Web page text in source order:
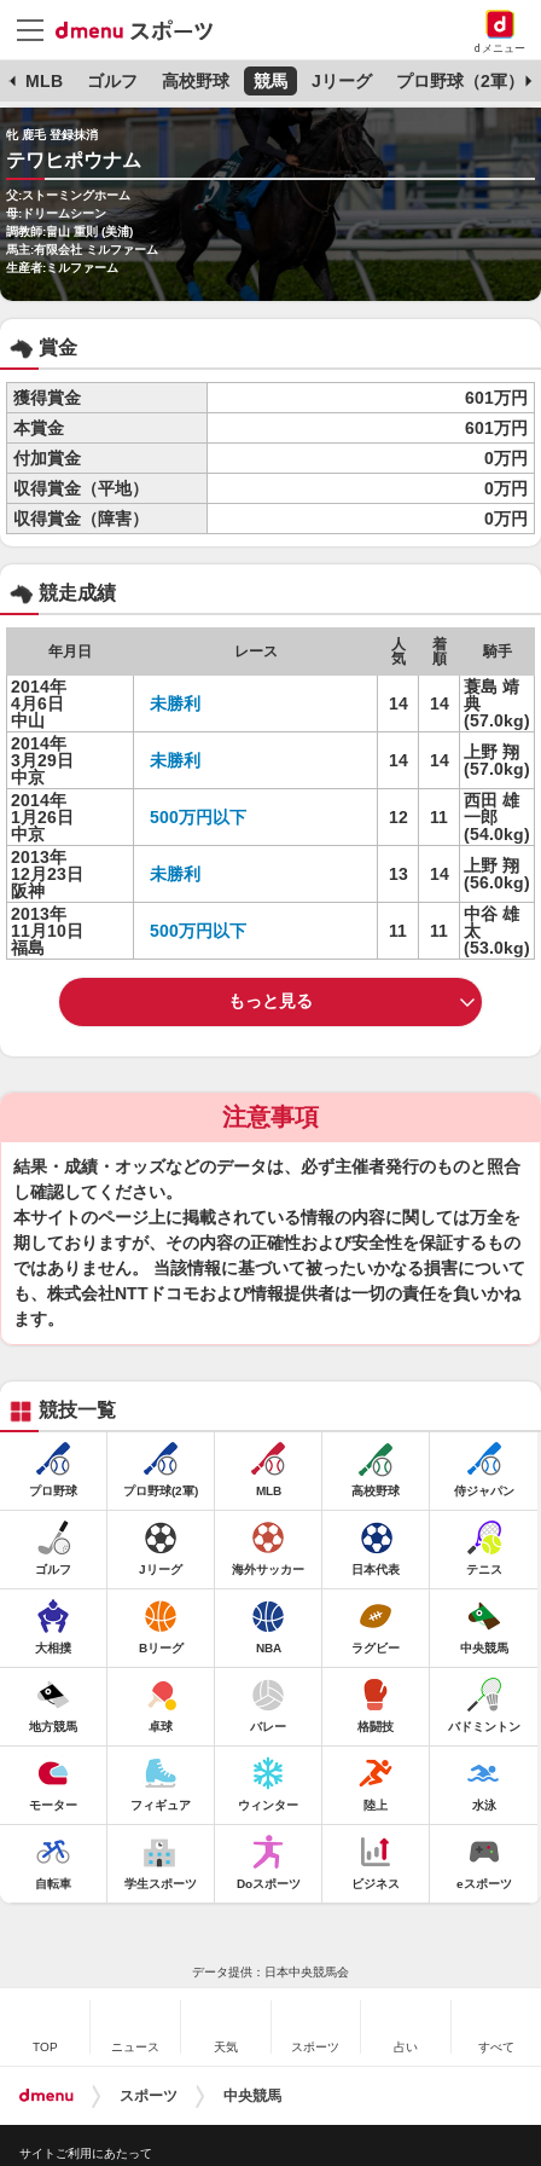
dメニュー
MLB ゴルフ 高校野球 競馬 Jリーグ プロ野球（2軍）
牝 鹿毛 登録抹消
テワヒポウナム
父:ストーミングホーム
母:ドリームシーン
調教師:畠山 重則 (美浦)
馬主:有限会社 ミルファーム
生産者:ミルファーム
賞金
獲得賞金
601万円
本賞金
601万円
付加賞金
0万円
収得賞金（平地）
0万円
収得賞金（障害）
0万円
競走成績
年月日 レース
人
気
着
順
騎手
2014年
4月6日
中山
未勝利 14 14
蓑島 靖
典
(57.0kg)
2014年
3月29日
中京
未勝利 14 14
上野 翔
(57.0kg)
2014年
1月26日
中京
500万円以下 12 11
西田 雄
一郎
(54.0kg)
2013年
12月23日
阪神
未勝利 13 14
上野 翔
(56.0kg)
2013年
11月10日
福島
500万円以下 11 11
中谷 雄
太
(53.0kg)
もっと見る
注意事項
結果・成績・オッズなどのデータは、必ず主催者発行のものと照合
し確認してください。
本サイトのページ上に掲載されている情報の内容に関しては万全を
期しておりますが、その内容の正確性および安全性を保証するもの
ではありません。 当該情報に基づいて被ったいかなる損害について
も、株式会社NTTドコモおよび情報提供者は一切の責任を負いかね
ます。
競技一覧
プロ野球 プロ野球(2軍) MLB 高校野球 侍ジャパン
ゴルフ Jリーグ 海外サッカー 日本代表 テニス
大相撲 Bリーグ NBA ラグビー 中央競馬
地方競馬 卓球 バレー 格闘技 バドミントン
モーター フィギュア ウィンター 陸上 水泳
自転車 学生スポーツ Doスポーツ ビジネス eスポーツ
データ提供：日本中央競馬会
TOP ニュース 天気 スポーツ 占い すべて
スポーツ 中央競馬
サイトご利用にあたって